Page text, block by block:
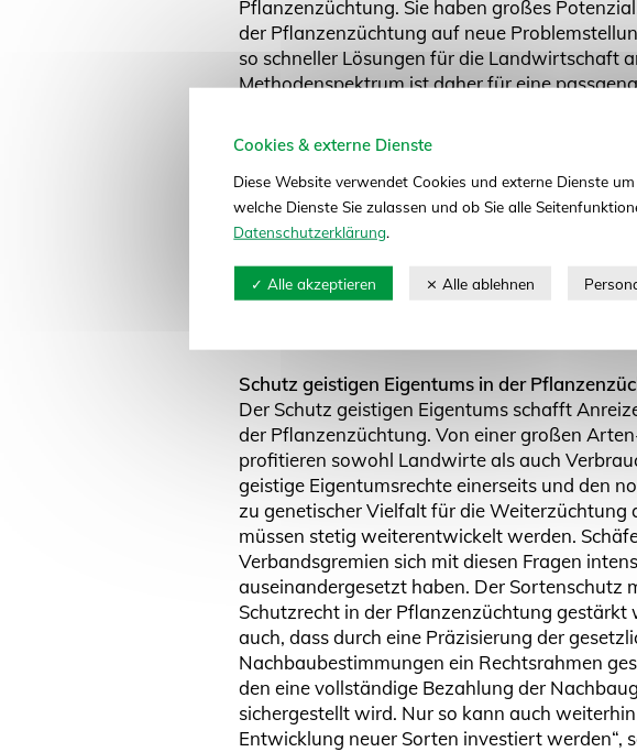
Pflanzenzüchtung. Sie haben großes
der Pflanzenzüchtung auf neue
so schneller Lösungen für die Landwirtschaft
Methodenspektrum ist daher für eine
laufende Konsultationsverfahren bei der EU-
Pflanzen aus neuen Züchtungsmethoden.
von klassisch gezüchteten unterscheiden,
reguliert werden. „Die Methoden müssen von
Unternehmen genutzt werden können. Der
Züchtungsmethoden muss für möglichst viele
Schutz geistigen Eigentums in der
Der Schutz geistigen Eigentums schafft
der Pflanzenzüchtung. Von einer großen
profitieren sowohl Landwirte als auch
geistige Eigentumsrechte einerseits und den
zu genetischer Vielfalt für die Weiterzüchtung
müssen stetig weiterentwickelt werden.
Verbandsgremien sich mit diesen Fragen
auseinandergesetzt haben. Der Sortenschutz
Schutzrecht in der Pflanzenzüchtung gestärkt
auch, dass durch eine Präzisierung der
Nachbaubestimmungen ein Rechtsrahmen
den eine vollständige Bezahlung der
sichergestellt wird. Nur so kann auch
Entwicklung neuer Sorten investiert werden“,
Cookies & externe Dienste
Diese Website verwendet Cookies und externe Dienste
welche Dienste Sie zulassen und ob Sie alle
Datenschutzerklärung.